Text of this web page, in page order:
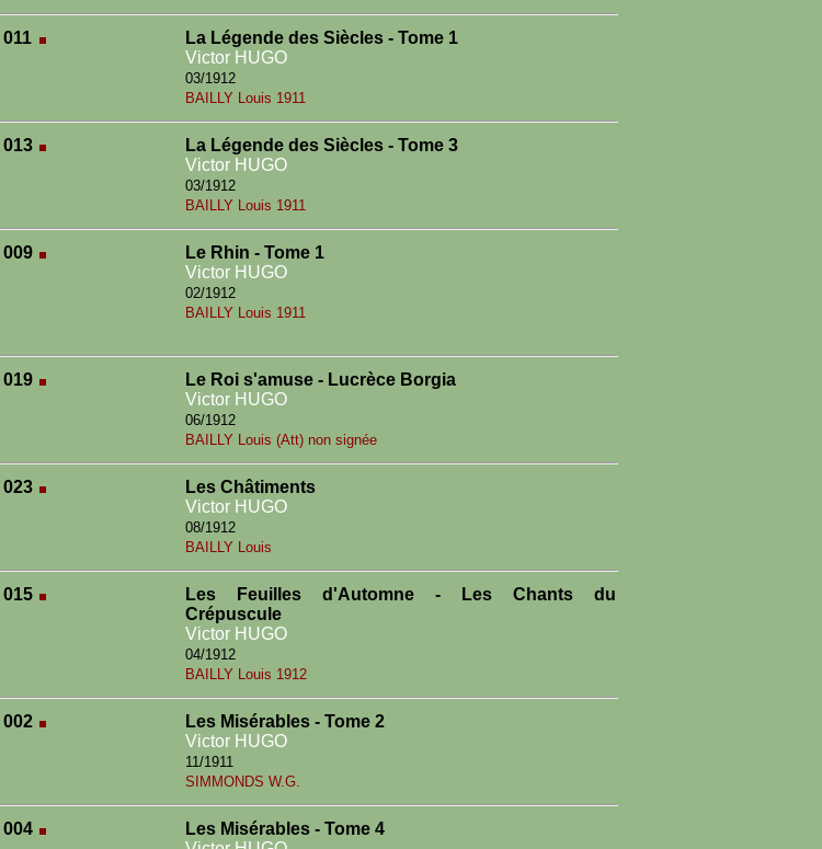
011
La Légende des Siècles - Tome 1
Victor HUGO
03/1912
BAILLY Louis 1911
013
La Légende des Siècles - Tome 3
Victor HUGO
03/1912
BAILLY Louis 1911
009
Le Rhin - Tome 1
Victor HUGO
02/1912
BAILLY Louis 1911
019
Le Roi s'amuse - Lucrèce Borgia
Victor HUGO
06/1912
BAILLY Louis (Att) non signée
023
Les Châtiments
Victor HUGO
08/1912
BAILLY Louis
015
Les Feuilles d'Automne - Les Chants du
Crépuscule
Victor HUGO
04/1912
BAILLY Louis 1912
002
Les Misérables - Tome 2
Victor HUGO
11/1911
SIMMONDS W.G.
004
Les Misérables - Tome 4